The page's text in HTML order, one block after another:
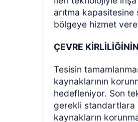
arıtma kapasitesine
bölgeye hizmet
ÇEVRE
Tesisin
kaynaklarının
hedefleniyor. Son
gerekli standartlara
kaynakların